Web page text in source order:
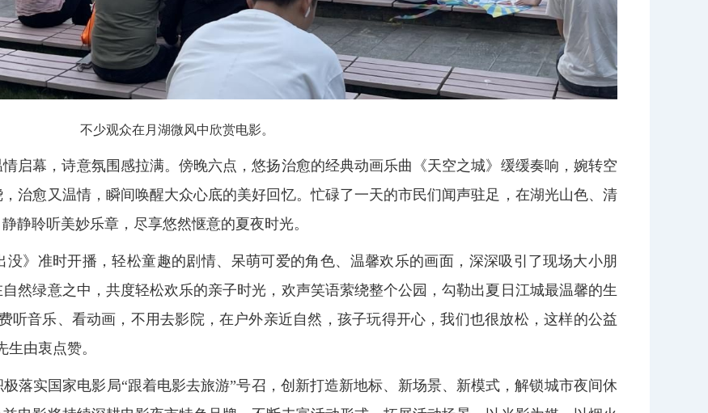
不少观众在月湖微风中欣赏电影。
启幕，诗意氛围感拉满。傍晚六点，悠扬治愈的经典动画乐曲《天空之城》缓缓奏响，婉转空
治愈又温情，瞬间唤醒大众心底的美好回忆。忙碌了一天的市民们闻声驻足，在湖光山色、清
静聆听美妙乐章，尽享悠然惬意的夏夜时光。
》准时开播，轻松童趣的剧情、呆萌可爱的角色、温馨欢乐的画面，深深吸引了现场大小朋
然绿意之中，共度轻松欢乐的亲子时光，欢声笑语萦绕整个公园，勾勒出夏日江城最温馨的生
听音乐、看动画，不用去影院，在户外亲近自然，孩子玩得开心，我们也很放松，这样的公益
由衷点赞。
落实国家电影局“跟着电影去旅游”号召，创新打造新地标、新场景、新模式，解锁城市夜间休